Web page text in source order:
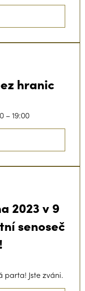
hranic
– 19:00
2023 v 9
senoseč
parta! Jste zváni.